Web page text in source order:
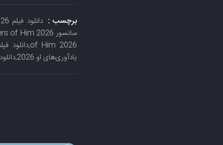
برچسب :
یادآوری‌های او 2026,دانلود رایگان فیلم یادآوری‌های او 2026,فیلم با زیرنویس چسبیده یادآوری‌های او 2026